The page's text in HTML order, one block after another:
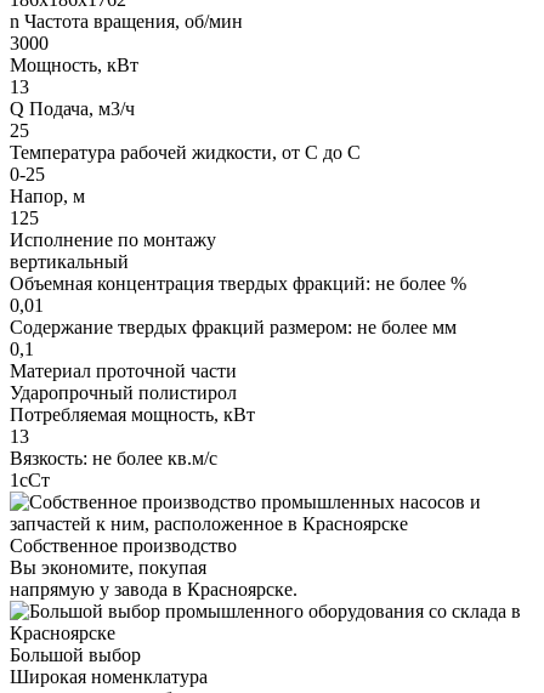
n Частота вращения, об/мин
3000
Мощность, кВт
13
Q Подача, м3/ч
25
Температура рабочей жидкости, от С до С
0-25
Напор, м
125
Исполнение по монтажу
вертикальный
Объемная концентрация твердых фракций: не более %
0,01
Содержание твердых фракций размером: не более мм
0,1
Материал проточной части
Ударопрочный полистирол
Потребляемая мощность, кВт
13
Вязкость: не более кв.м/с
1сСт
Собственное производство
Вы экономите, покупая
напрямую у завода в Красноярске.
Большой выбор
Широкая номенклатура